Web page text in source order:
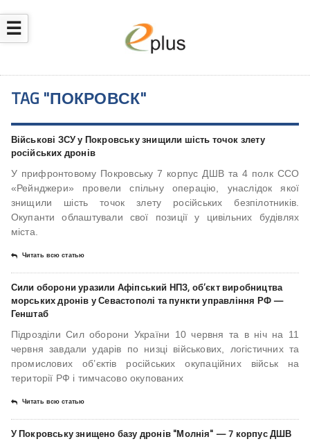
☰
TAG "ПОКРОВСК"
Військові ЗСУ у Покровську знищили шість точок злету
російських дронів
У прифронтовому Покровську 7 корпус ДШВ та 4 полк ССО
«Рейнджери» провели спільну операцію, унаслідок якої
знищили шість точок злету російських безпілотників.
Окупанти облаштували свої позиції у цивільних будівлях
міста.
Читать всю статью
Сили оборони уразили Афіпський НПЗ, об’єкт виробництва
морських дронів у Севастополі та пункти управління РФ —
Генштаб
Підрозділи Сил оборони України 10 червня та в ніч на 11
червня завдали ударів по низці військових, логістичних та
промислових об’єктів російських окупаційних військ на
території РФ і тимчасово окупованих
Читать всю статью
У Покровську знищено базу дронів "Молнія" — 7 корпус ДШВ